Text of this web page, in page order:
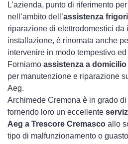
L’azienda, punto di riferimento
nell’ambito dell’assistenza
riparazione di elettrodomestici da
installazione, è rinomata anche
intervenire in modo tempestivo ed
Forniamo assistenza a
per manutenzione e riparazione
Aeg.
Archimede Cremona è in grado
fornendo loro un eccellente
Aeg a Trescore Cremasco allo
tipo di malfunzionamento o